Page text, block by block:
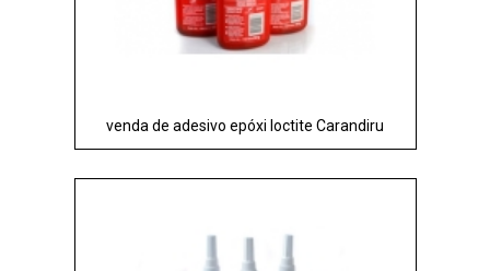
venda de adesivo epóxi loctite Carandiru